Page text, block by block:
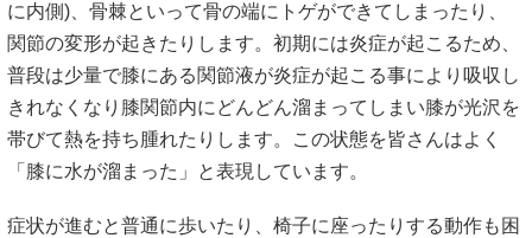
に内側)、骨棘といって骨の端にトゲができてしまったり、
関節の変形が起きたりします。初期には炎症が起こるため、
普段は少量で膝にある関節液が炎症が起こる事により吸収し
きれなくなり膝関節内にどんどん溜まってしまい膝が光沢を
帯びて熱を持ち腫れたりします。この状態を皆さんはよく
「膝に水が溜まった」と表現しています。
症状が進むと普通に歩いたり、椅子に座ったりする動作も困